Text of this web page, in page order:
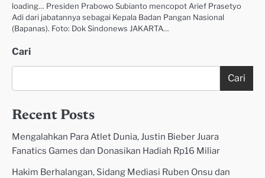
loading… Presiden Prabowo Subianto mencopot Arief Prasetyo
Adi dari jabatannya sebagai Kepala Badan Pangan Nasional
(Bapanas). Foto: Dok Sindonews JAKARTA…
Cari
Cari
Recent Posts
Mengalahkan Para Atlet Dunia, Justin Bieber Juara
Fanatics Games dan Donasikan Hadiah Rp16 Miliar
Hakim Berhalangan, Sidang Mediasi Ruben Onsu dan